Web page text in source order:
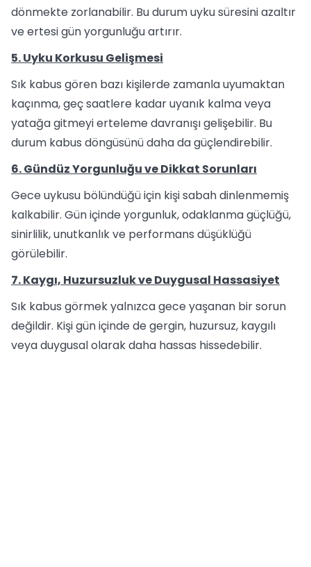
dönmekte zorlanabilir. Bu durum uyku süresini azaltır
ve ertesi gün yorgunluğu artırır.
5. Uyku Korkusu Gelişmesi
Sık kabus gören bazı kişilerde zamanla uyumaktan
kaçınma, geç saatlere kadar uyanık kalma veya
yatağa gitmeyi erteleme davranışı gelişebilir. Bu
durum kabus döngüsünü daha da güçlendirebilir.
6. Gündüz Yorgunluğu ve Dikkat Sorunları
Gece uykusu bölündüğü için kişi sabah dinlenmemiş
kalkabilir. Gün içinde yorgunluk, odaklanma güçlüğü,
sinirlilik, unutkanlık ve performans düşüklüğü
görülebilir.
7. Kaygı, Huzursuzluk ve Duygusal Hassasiyet
Sık kabus görmek yalnızca gece yaşanan bir sorun
değildir. Kişi gün içinde de gergin, huzursuz, kaygılı
veya duygusal olarak daha hassas hissedebilir.